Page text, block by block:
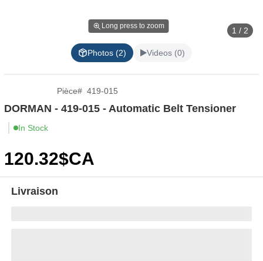
Long press to zoom 1 / 2
Photos (2) Videos (0)
Pièce# 419-015
DORMAN - 419-015 - Automatic Belt Tensioner
In Stock
120.32$CA
Livraison